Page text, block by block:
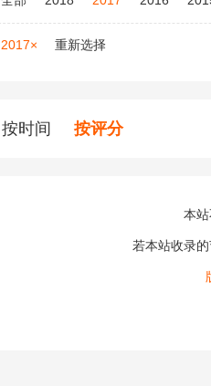
2017× 重新选择
按时间 按评分
本
若本站收录